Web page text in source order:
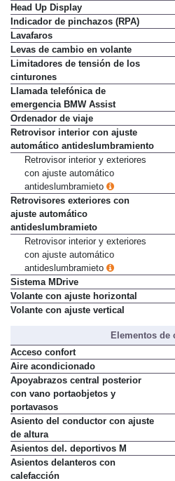
Head Up Display
Indicador de pinchazos (RPA)
Lavafaros
Levas de cambio en volante
Limitadores de tensión de los
cinturones
Llamada telefónica de
emergencia BMW Assist
Ordenador de viaje
Retrovisor interior con ajuste
automático antideslumbramiento
Retrovisor interior y exteriores
con ajuste automático
antideslumbramieto
Retrovisores exteriores con
ajuste automático
antideslumbramieto
Retrovisor interior y exteriores
con ajuste automático
antideslumbramieto
Sistema MDrive
Volante con ajuste horizontal
Volante con ajuste vertical
Elementos de
Acceso confort
Aire acondicionado
Apoyabrazos central posterior
con vano portaobjetos y
portavasos
Asiento del conductor con ajuste
de altura
Asientos del. deportivos M
Asientos delanteros con
calefacción